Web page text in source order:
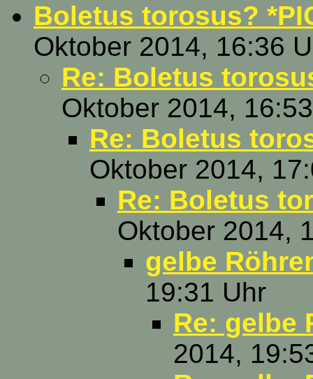
Boletus torosus?
Oktober 2014, 16:36
Re: Boletus
Oktober 2014,
Re: Boletus
Oktober 2014,
Re: Boletus
Oktober 2014,
gelbe
19:31 Uhr
Re: gelbe
2014,